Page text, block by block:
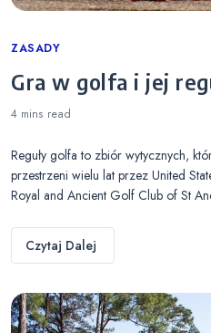
Categories
ZASADY
Gra w golfa i jej
4 mins read
Reguły golfa to zbiór wytycznych,
przestrzeni wielu lat przez United
Royal and Ancient Golf Club of St
Czytaj Dalej